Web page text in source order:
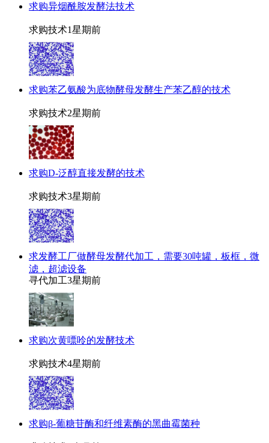
求购异烟酰胺发酵法技术
求购技术1星期前
求购苯乙氨酸为底物酵母发酵生产苯乙醇的技术
求购技术2星期前
求购D-泛醇直接发酵的技术
求购技术3星期前
求发酵工厂做酵母发酵代加工，需要30吨罐，板框，微
滤，超滤设备
寻代加工3星期前
求购次黄嘌呤的发酵技术
求购技术4星期前
求购β-葡糖苷酶和纤维素酶的黑曲霉菌种